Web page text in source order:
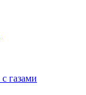
газами